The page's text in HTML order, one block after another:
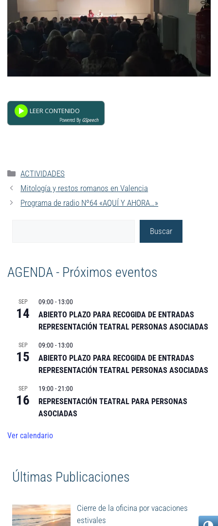
Powered By GSpeech
ACTIVIDADES
Mitología y restos romanos en Valencia
Programa de radio Nº64 «AQUÍ Y AHORA…»
Buscar
AGENDA - Próximos eventos
SEP
14
09:00-13:00
ABIERTO PLAZO PARA RECOGIDA DE ENTRADAS
REPRESENTACIÓN TEATRAL PERSONAS ASOCIADAS
SEP
15
09:00-13:00
ABIERTO PLAZO PARA RECOGIDA DE ENTRADAS
REPRESENTACIÓN TEATRAL PERSONAS ASOCIADAS
SEP
16
19:00-21:00
REPRESENTACIÓN TEATRAL PARA PERSONAS
ASOCIADAS
Ver calendario
Últimas Publicaciones
Cierre de la oficina por vacaciones
estivales